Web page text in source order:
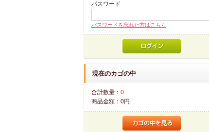
パスワード
パスワードを忘れた方はこちら
現在のカゴの中
合計数量： 0
商品金額： 0円